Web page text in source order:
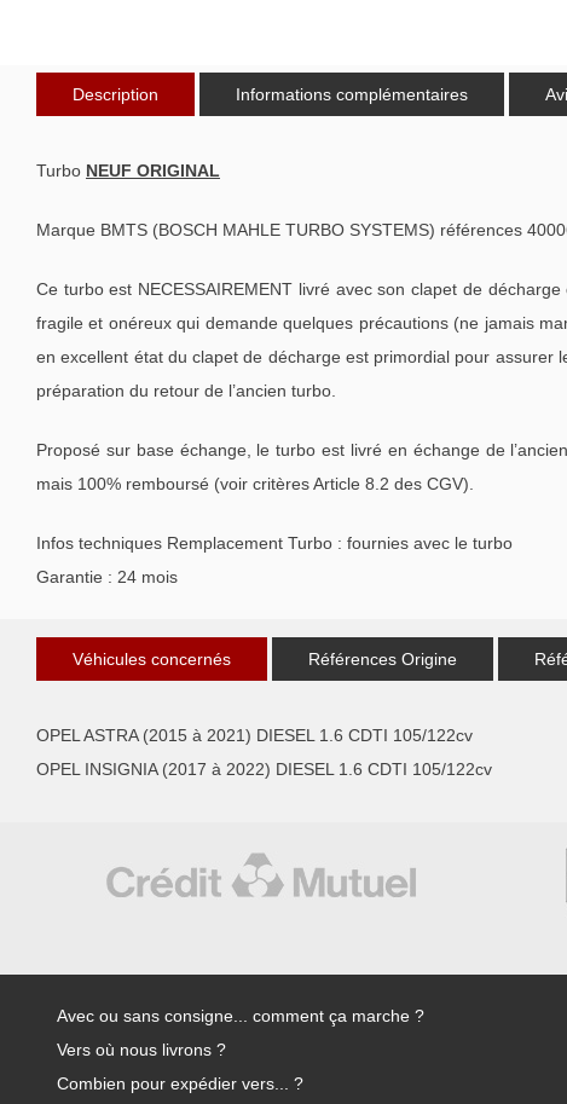
Description Informations complémentaires
Turbo NEUF ORIGINAL
Marque BMTS (BOSCH MAHLE TURBO SYSTEMS) références
Ce turbo est NECESSAIREMENT livré avec son clapet de
fragile et onéreux qui demande quelques précautions (ne jamais
en excellent état du clapet de décharge est primordial pour assurer
préparation du retour de l’ancien turbo.
Proposé sur base échange, le turbo est livré en échange de
mais 100% remboursé (voir critères Article 8.2 des CGV).
Infos techniques Remplacement Turbo : fournies avec le turbo
Garantie : 24 mois
Véhicules concernés Références Origine
OPEL ASTRA (2015 à 2021) DIESEL 1.6 CDTI 105/122cv
OPEL INSIGNIA (2017 à 2022) DIESEL 1.6 CDTI 105/122cv
Avec ou sans consigne... comment ça marche ?
Vers où nous livrons ?
Combien pour expédier vers... ?